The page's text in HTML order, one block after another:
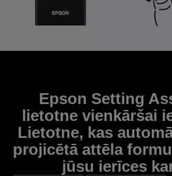
Epson Setting
lietotne vienkāršai
Lietotne, kas
projicētā attēla
jūsu ierīces